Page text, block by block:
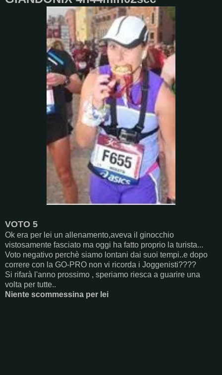
VOTO 5
Ok era per lei un allenamento,aveva il ginocchio
vistosamente fasciato ma oggi ha fatto proprio la turista...
Voto negativo perchè siamo lontani dai suoi tempi..e dopo
correre con la GO-PRO non vi ricorda i Joggenisti????
Si rifarà l'anno prossimo , speriamo riesca a guarire una
volta per tutte..
Niente scommessina per lei